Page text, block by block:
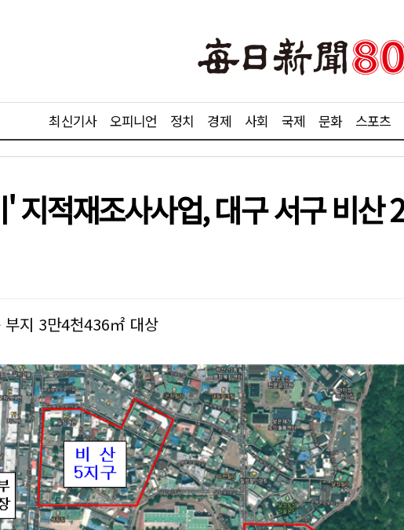
최신기사 오피니언 정치 경제 사회 국제 문화 스포츠
지적재조사사업, 대구 서구 비산
부지 3만4천436㎡ 대상